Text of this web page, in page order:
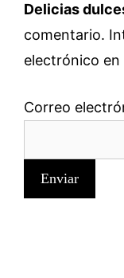
Delicias
comentario.
electrónico
Correo